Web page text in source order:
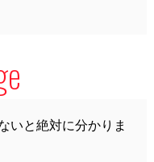
いと絶対に分かりま